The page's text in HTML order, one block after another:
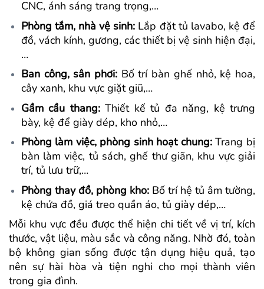
CNC, ánh sáng trang trọng,…
Phòng tắm, nhà vệ sinh: Lắp đặt tủ lavabo, kệ để
đồ, vách kính, gương, các thiết bị vệ sinh hiện đại,
…
Ban công, sân phơi:Bố trí bàn ghế nhỏ, kệ hoa,
cây xanh, khu vực giặt giũ,…
Gầm cầu thang:Thiết kế tủ đa năng, kệ trưng
bày, kệ để giày dép, kho nhỏ,…
Phòng làm việc, phòng sinh hoạt chung:Trang bị
bàn làm việc, tủ sách, ghế thư giãn, khu vực giải
trí, tủ lưu trữ,…
Phòng thay đồ, phòng kho:Bố trí hệ tủ âm tường,
kệ chứa đồ, giá treo quần áo, tủ giày dép,…
Mỗi khu vực đều được thể hiện chi tiết về vị trí, kích
thước, vật liệu, màu sắc và công năng. Nhờ đó, toàn
bộ không gian sống được tận dụng hiệu quả, tạo
nên sự hài hòa và tiện nghi cho mọi thành viên
trong gia đình.